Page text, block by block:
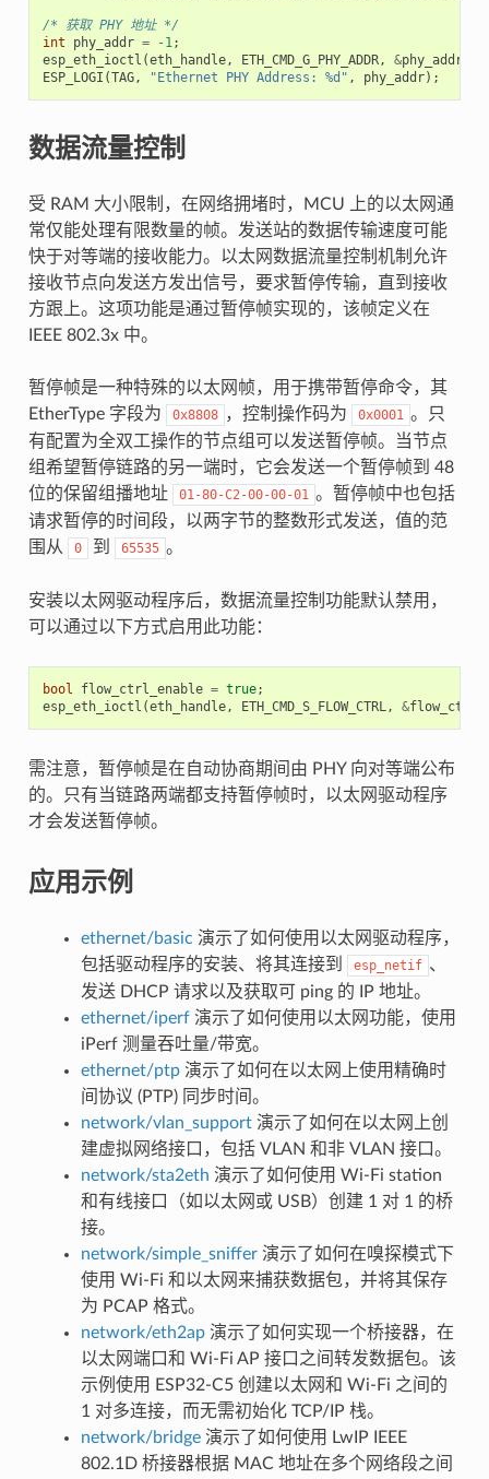
/* 获取 PHY 地址 */
int
phy_addr = -1;
esp_eth_ioctl (eth_handle, ETH_CMD_G_PHY_ADDR, &phy_addr
ESP_LOGI (TAG, "Ethernet PHY Address: %d" , phy_addr);
数据流量控制
受 RAM 大小限制，在网络拥堵时，MCU 上的以太网通
常仅能处理有限数量的帧。发送站的数据传输速度可能
快于对等端的接收能力。以太网数据流量控制机制允许
接收节点向发送方发出信号，要求暂停传输，直到接收
方跟上。这项功能是通过暂停帧实现的，该帧定义在
IEEE 802.3x 中。
暂停帧是一种特殊的以太网帧，用于携带暂停命令，其
EtherType 字段为
0x8808 ，控制操作码为 0x0001 。只
有配置为全双工操作的节点组可以发送暂停帧。当节点
组希望暂停链路的另一端时，它会发送一个暂停帧到 48
位的保留组播地址
01-80-C2-00-00-01 。暂停帧中也包括
请求暂停的时间段，以两字节的整数形式发送，值的范
围从
0 到 65535 。
安装以太网驱动程序后，数据流量控制功能默认禁用，
可以通过以下方式启用此功能：
bool flow_ctrl_enable = true;
esp_eth_ioctl (eth_handle, ETH_CMD_S_FLOW_CTRL, &
需注意，暂停帧是在自动协商期间由 PHY 向对等端公布
的。只有当链路两端都支持暂停帧时，以太网驱动程序
才会发送暂停帧。
应用示例
ethernet/basic 演示了如何使用以太网驱动程序，
包括驱动程序的安装、将其连接到
esp_netif 、
发送 DHCP 请求以及获取可 ping 的 IP 地址。
ethernet/iperf演示了如何使用以太网功能，使用
iPerf 测量吞吐量/带宽。
ethernet/ptp演示了如何在以太网上使用精确时
间协议 (PTP) 同步时间。
network/vlan_support演示了如何在以太网上创
建虚拟网络接口，包括 VLAN 和非 VLAN 接口。
network/sta2eth 演示了如何使用 Wi-Fi station
和有线接口（如以太网或 USB）创建 1 对 1 的桥
接。
network/simple_sniffer演示了如何在嗅探模式下
使用 Wi-Fi 和以太网来捕获数据包，并将其保存
为 PCAP 格式。
network/eth2ap演示了如何实现一个桥接器，在
以太网端口和 Wi-Fi AP 接口之间转发数据包。该
示例使用 ESP32-C5 创建以太网和 Wi-Fi 之间的
1 对多连接，而无需初始化 TCP/IP 栈。
network/bridge演示了如何使用 LwIP IEEE
802.1D 桥接器根据 MAC 地址在多个网络段之间